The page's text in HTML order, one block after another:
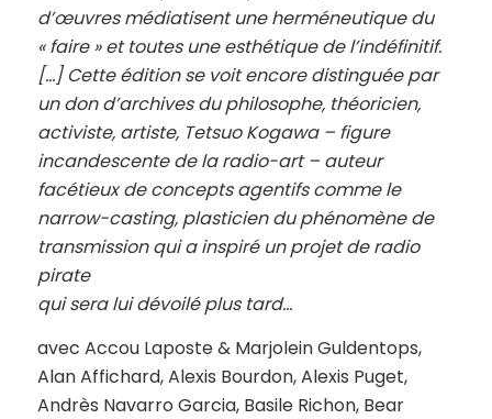
d’œuvres médiatisent une herméneutique du
« faire » et toutes une esthétique de l’indéfinitif.
[…] Cette édition se voit encore distinguée par
un don d’archives du philosophe, théoricien,
activiste, artiste, Tetsuo Kogawa – figure
incandescente de la radio-art – auteur
facétieux de concepts agentifs comme le
narrow-casting, plasticien du phénomène de
transmission qui a inspiré un projet de radio
pirate
qui sera lui dévoilé plus tard…
avec Accou Laposte & Marjolein Guldentops,
Alan Affichard, Alexis Bourdon, Alexis Puget,
Andrès Navarro Garcia, Basile Richon, Bear